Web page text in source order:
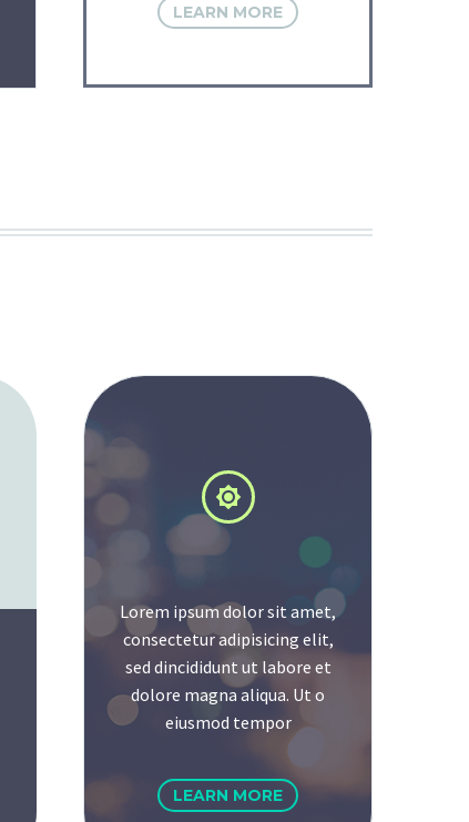
LEARN MORE
Lorem ipsum dolor sit amet,
consectetur adipisicing elit,
sed dincididunt ut labore et
dolore magna aliqua. Ut o
eiusmod tempor
LEARN MORE